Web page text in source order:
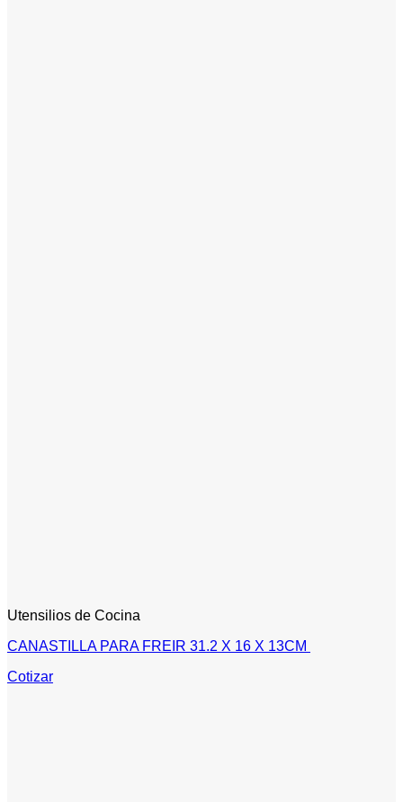
Utensilios de Cocina
CANASTILLA PARA FREIR 31.2 X 16 X 13CM
Cotizar